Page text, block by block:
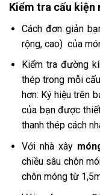
Kiểm tra cấu kiện
Cách đơn giản
rộng, cao) của
Kiểm tra đường
thép trong mỗi
hơn: Ký hiệu trên
của bạn được
thanh thép cách
Với nhà xây
chiều sâu chôn
chôn móng từ